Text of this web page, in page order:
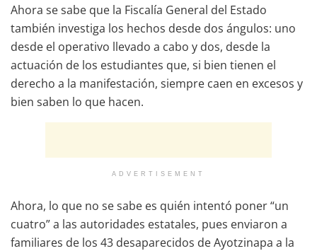
Ahora se sabe que la Fiscalía General del Estado
también investiga los hechos desde dos ángulos: uno
desde el operativo llevado a cabo y dos, desde la
actuación de los estudiantes que, si bien tienen el
derecho a la manifestación, siempre caen en excesos y
bien saben lo que hacen.
ADVERTISEMENT
Ahora, lo que no se sabe es quién intentó poner “un
cuatro” a las autoridades estatales, pues enviaron a
familiares de los 43 desaparecidos de Ayotzinapa a la